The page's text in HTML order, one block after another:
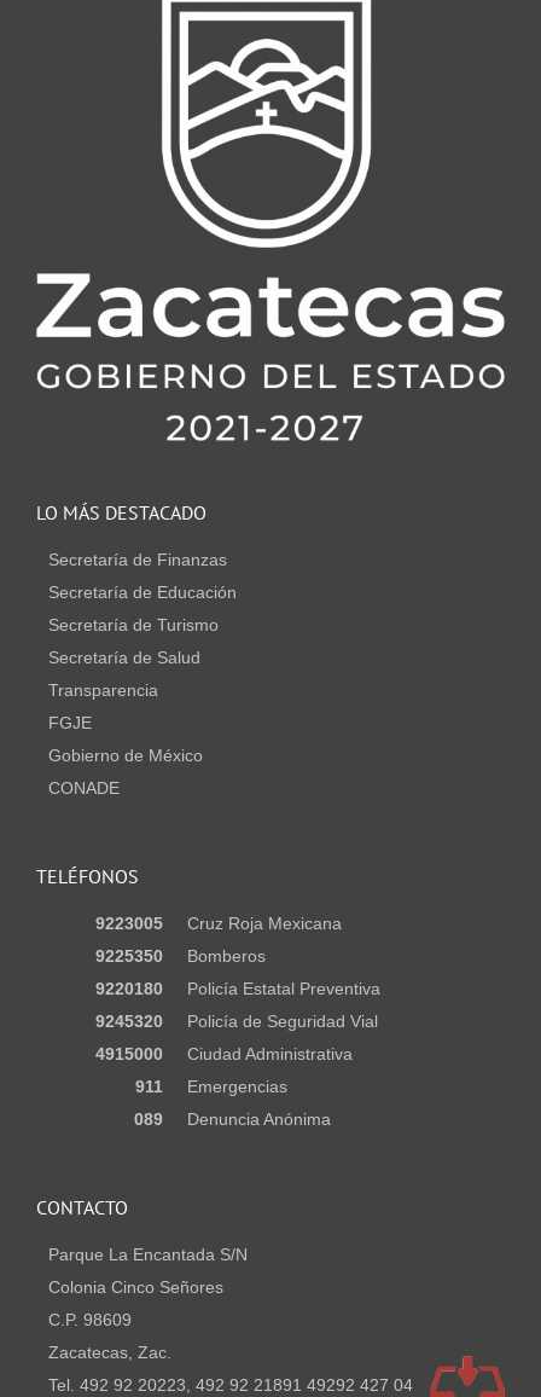
TELÉFONOS
9223005
Cruz Roja Mexicana
9225350
Bomberos
9220180
Policía Estatal Preventiva
9245320
Policía de Seguridad Vial
4915000
Ciudad Administrativa
911
Emergencias
089
Denuncia Anónima
LO MÁS DESTACADO
Secretaría de Finanzas
Secretaría de Educación
Secretaría de Turismo
Secretaría de Salud
Transparencia
FGJE
Gobierno de México
CONADE
CONTACTO
Parque La Encantada S/N
Colonia Cinco Señores
C.P. 98609
Zacatecas, Zac.
Tel. 492 92 20223, 492 92 21891 49292 427 04